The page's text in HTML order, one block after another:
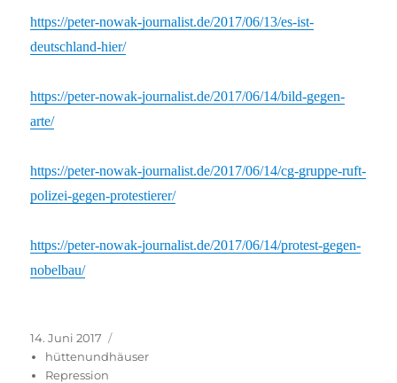
https://peter-nowak-journalist.de/2017/06/13/es-ist-
deutschland-hier/
https://peter-nowak-journalist.de/2017/06/14/bild-gegen-
arte/
https://peter-nowak-journalist.de/2017/06/14/cg-gruppe-ruft-
polizei-gegen-protestierer/
https://peter-nowak-journalist.de/2017/06/14/protest-gegen-
nobelbau/
Veröffentlicht
am
14. Juni 2017
hüttenundhäuser
Repression